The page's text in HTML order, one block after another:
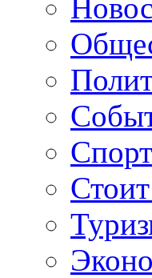
Спорт